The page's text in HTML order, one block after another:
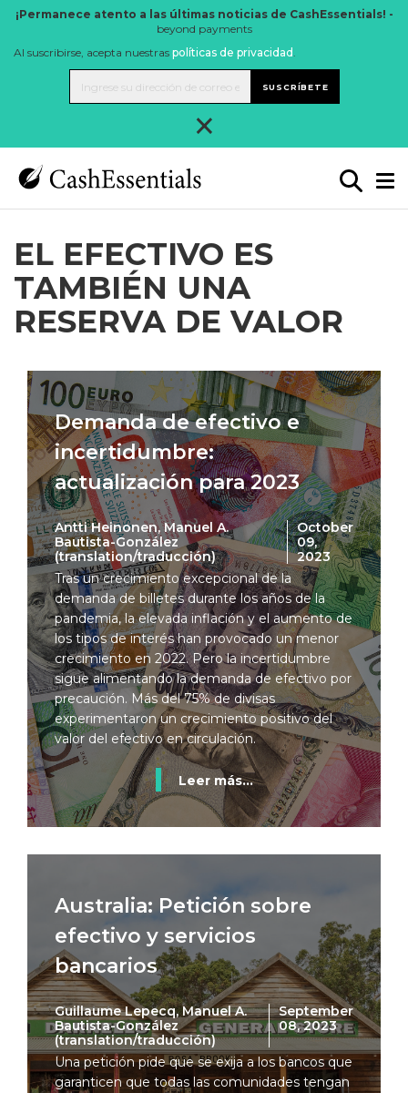
¡Permanece atento a las últimas noticias de CashEssentials! -
beyond payments
Al suscribirse, acepta nuestras políticas de privacidad .
SUSCRÍBETE
×
EL EFECTIVO ES
TAMBIÉN UNA
RESERVA DE VALOR
Demanda de efectivo e
incertidumbre:
actualización para 2023
Antti Heinonen, Manuel A.
Bautista-González
(translation/traducción)
October
09,
2023
Tras un crecimiento excepcional de la
demanda de billetes durante los años de la
pandemia, la elevada inflación y el aumento de
los tipos de interés han provocado un menor
crecimiento en 2022. Pero la incertidumbre
sigue alimentando la demanda de efectivo por
precaución. Más del 75% de divisas
experimentaron un crecimiento positivo del
valor del efectivo en circulación.
Leer más...
Australia: Petición sobre
efectivo y servicios
bancarios
Guillaume Lepecq, Manuel A.
Bautista-González
(translation/traducción)
September
08, 2023
Una petición pide que se exija a los bancos que
garanticen que todas las comunidades tengan